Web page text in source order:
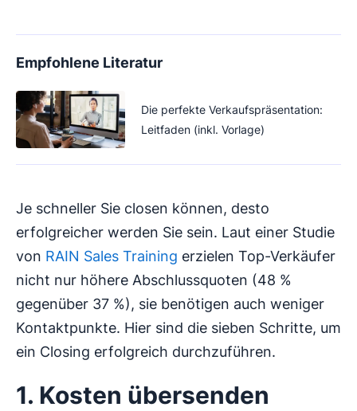
Empfohlene Literatur
Die perfekte Verkaufspräsentation:
Leitfaden (inkl. Vorlage)
Je schneller Sie closen können, desto
erfolgreicher werden Sie sein. Laut einer Studie
von RAIN Sales Training erzielen Top-Verkäufer
nicht nur höhere Abschlussquoten (48 %
gegenüber 37 %), sie benötigen auch weniger
Kontaktpunkte. Hier sind die sieben Schritte, um
ein Closing erfolgreich durchzuführen.
1. Kosten übersenden